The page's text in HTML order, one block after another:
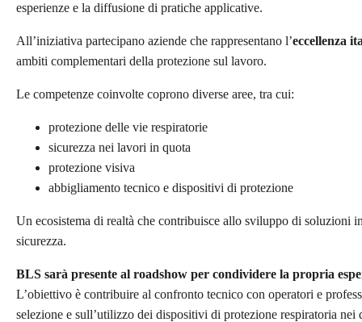
esperienze e la diffusione di pratiche applicative.
All’iniziativa partecipano aziende che rappresentano l’eccellenza
ambiti complementari della protezione sul lavoro.
Le competenze coinvolte coprono diverse aree, tra cui:
protezione delle vie respiratorie
sicurezza nei lavori in quota
protezione visiva
abbigliamento tecnico e dispositivi di protezione
Un ecosistema di realtà che contribuisce allo sviluppo di soluzioni
sicurezza.
BLS sarà presente al roadshow per condividere la propria
L’obiettivo è contribuire al confronto tecnico con operatori e
selezione e sull’utilizzo dei dispositivi di protezione respiratoria